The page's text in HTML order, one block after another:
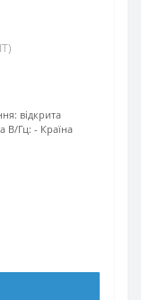
відкрита
В/Гц: - Країна